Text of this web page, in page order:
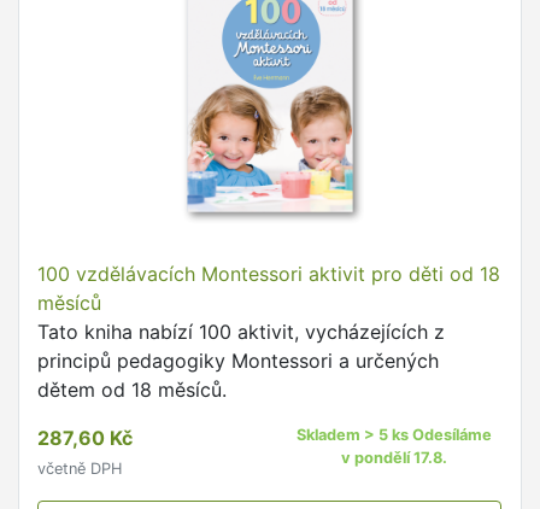
100 vzdělávacích Montessori aktivit pro děti od 18
měsíců
Tato kniha nabízí 100 aktivit, vycházejících z
principů pedagogiky Montessori a určených
dětem od 18 měsíců.
287,60 Kč
včetně DPH
Skladem > 5 ks Odesíláme
v pondělí 17.8.